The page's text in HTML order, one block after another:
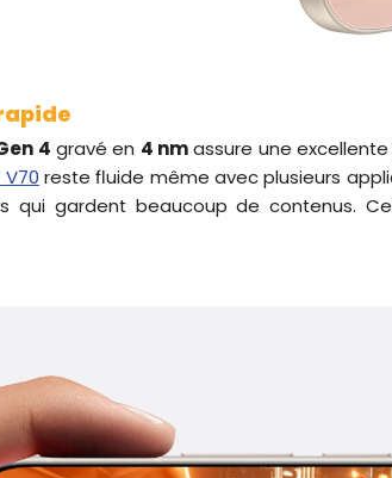
4 gravé en 4 nmassure une
V70 reste fluide même avec plusieurs
qui gardent beaucoup de contenus.